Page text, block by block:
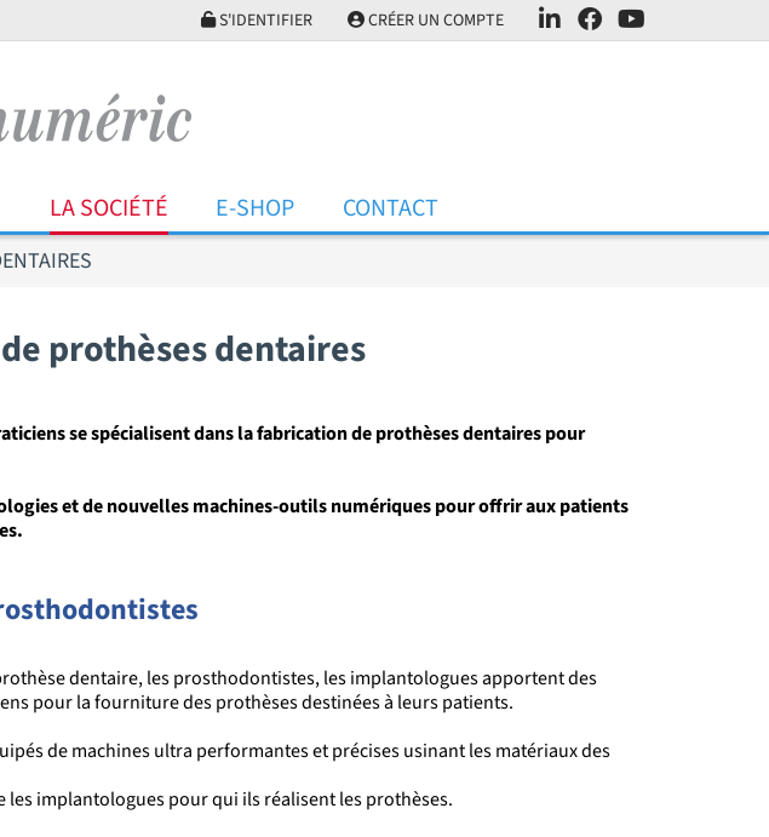
S'IDENTIFIER CRÉER UN COMPTE
LA SOCIÉTÉ E-SHOP CONTACT
prothèses dentaires
se spécialisent dans la fabrication de prothèses dentaires pour
et de nouvelles machines-outils numériques pour offrir aux patients
dentaire, les prosthodontistes, les implantologues apportent des
pour la fourniture des prothèsesdestinées à leurs patients.
de machines ultra performantes et précises usinant les matériauxdes
implantologues pour qui ils réalisent les prothèses.